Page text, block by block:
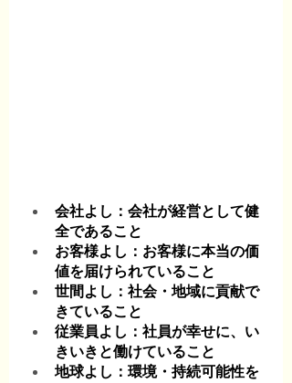
会社よし：会社が経営として健
全であること
お客様よし：お客様に本当の価
値を届けられていること
世間よし：社会・地域に貢献で
きていること
従業員よし：社員が幸せに、い
きいきと働けていること
地球よし：環境・持続可能性を